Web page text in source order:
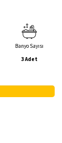
Banyo Sayısı
3 Adet